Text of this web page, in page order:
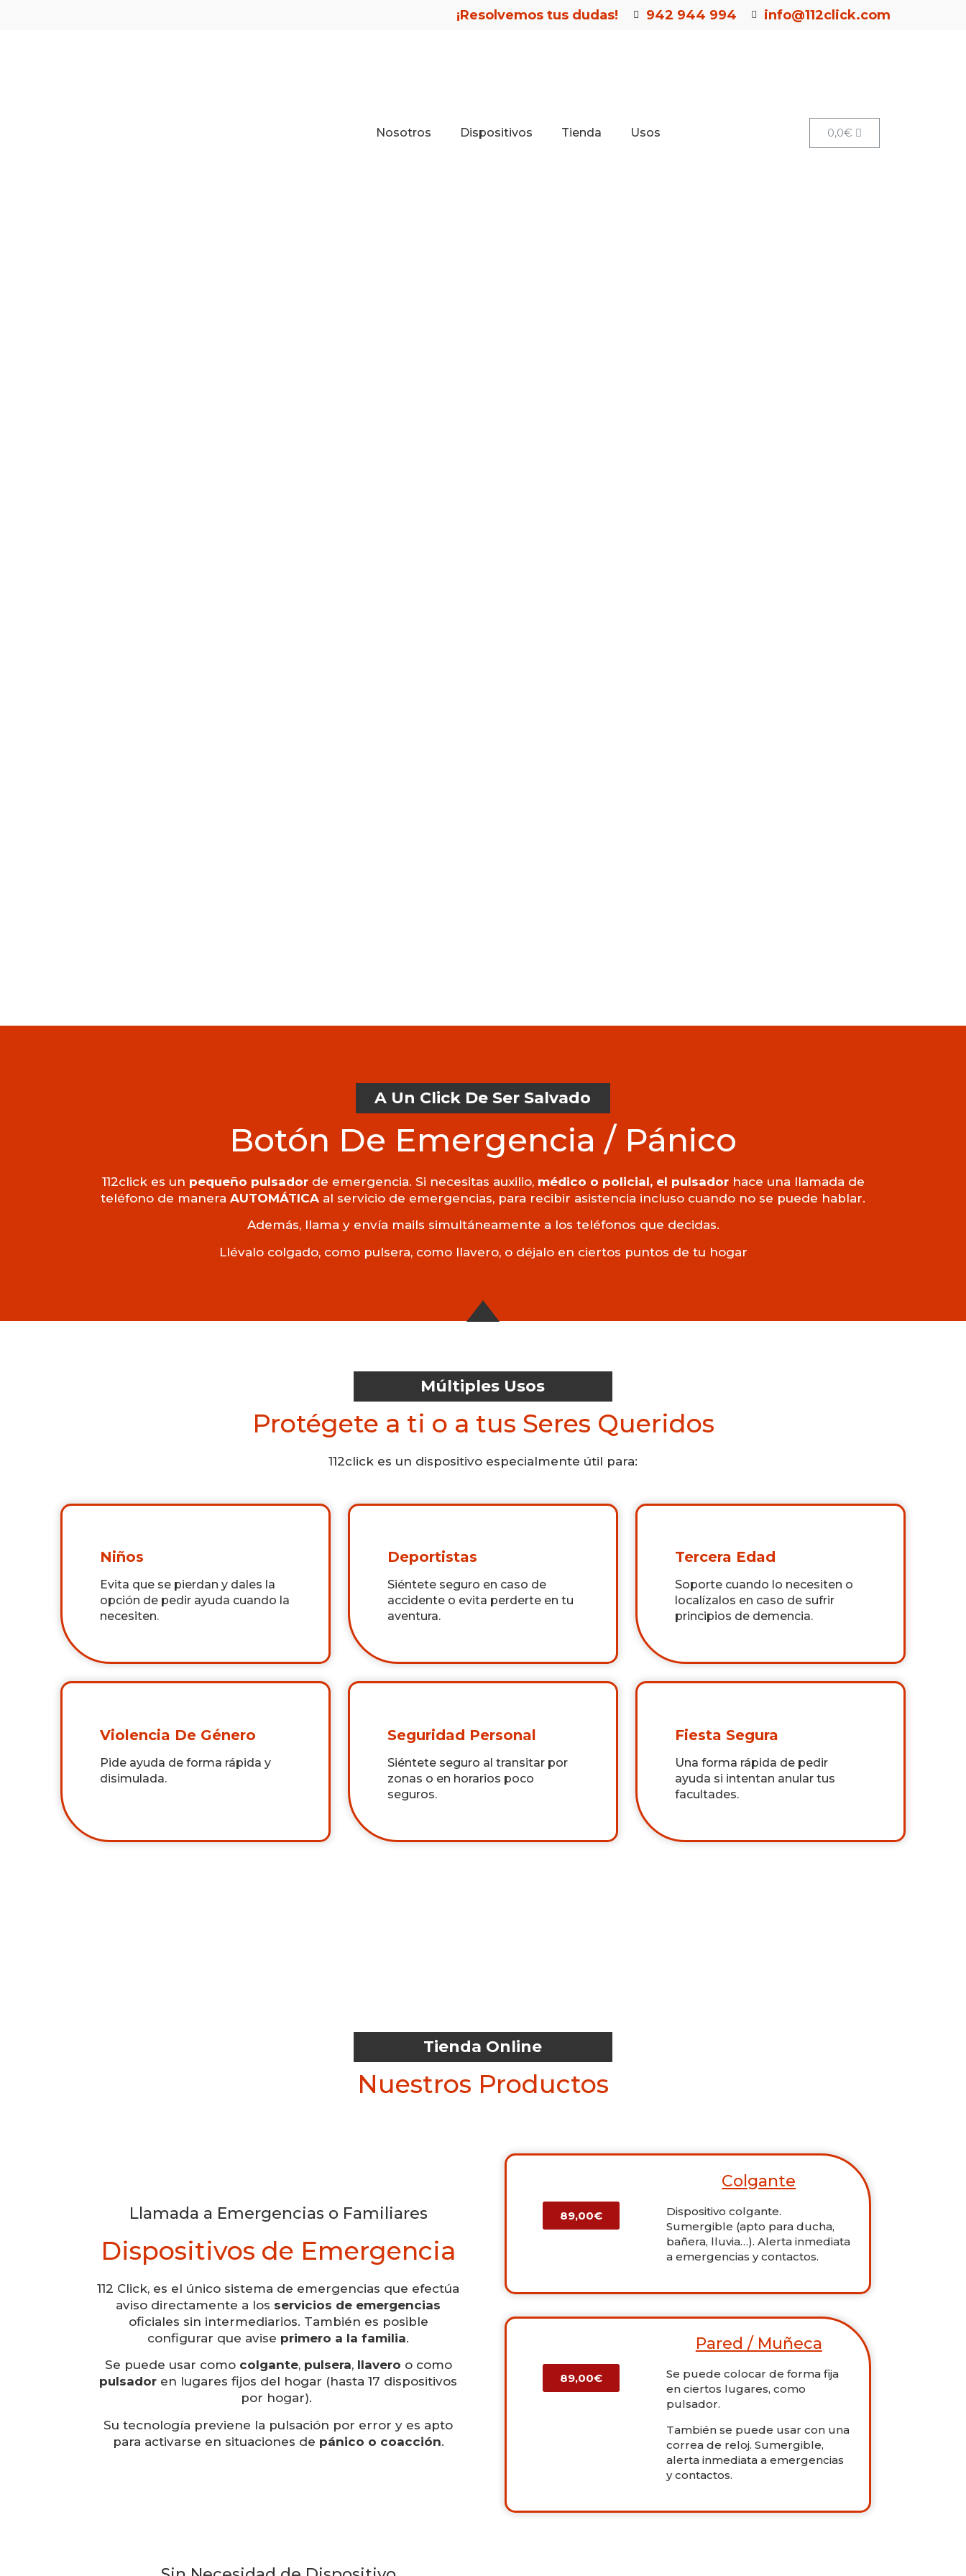
¡Resolvemos tus dudas! 942 944 994 info@112click.com
Nosotros Dispositivos Tienda Usos 0,0€
A Un Click De Ser Salvado
Botón De Emergencia / Pánico
112click es un pequeño pulsadorde emergencia. Si necesitas auxilio, médico o policial, el pulsador hace una llamada de
teléfono de manera AUTOMÁTICA al servicio de emergencias, para recibir asistencia incluso cuando no se puede hablar.
Además, llama y envía mails simultáneamente a los teléfonos que decidas.
Llévalo colgado, como pulsera, como llavero, o déjalo en ciertos puntos de tu hogar
Múltiples Usos
Protégete a ti o a tus Seres Queridos
112click es un dispositivo especialmente útil para:
Niños
Evita que se pierdan y dales la
opción de pedir ayuda cuando la
necesiten.
Deportistas
Siéntete seguro en caso de
accidente o evita perderte en tu
aventura.
Tercera Edad
Soporte cuando lo necesiten o
localízalos en caso de sufrir
principios de demencia.
Violencia De Género
Pide ayuda de forma rápida y
disimulada.
Seguridad Personal
Siéntete seguro al transitar por
zonas o en horarios poco
seguros.
Fiesta Segura
Una forma rápida de pedir
ayuda si intentan anular tus
facultades.
Tienda Online
Nuestros Productos
Llamada a Emergencias o Familiares
Dispositivos de Emergencia
112 Click, es el único sistema de emergencias que efectúa
aviso directamente a los servicios de emergencias
oficiales sin intermediarios. También es posible
configurar que avise primero a la familia.
Se puede usar como colgante, pulsera, llavero o como
pulsador en lugares fijos del hogar (hasta 17 dispositivos
por hogar).
Su tecnología previene la pulsación por error y es apto
para activarse en situaciones de pánico o coacción.
89,00€
Colgante
Dispositivo colgante.
Sumergible (apto para ducha,
bañera, lluvia…). Alerta inmediata
a emergencias y contactos.
89,00€
Pared / Muñeca
Se puede colocar de forma fija
en ciertos lugares, como
pulsador.
También se puede usar con una
correa de reloj. Sumergible,
alerta inmediata a emergencias
y contactos.